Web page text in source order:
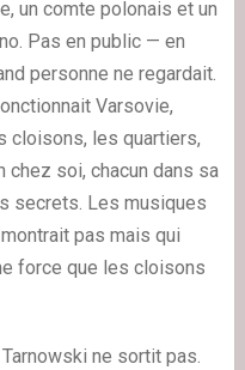
un comte polonais et un
Pas en public — en
personne ne regardait.
Varsovie,
cloisons, les quartiers,
chez soi, chacun dans sa
secrets. Les musiques
pas mais qui
force que les cloisons
ne sortit pas.